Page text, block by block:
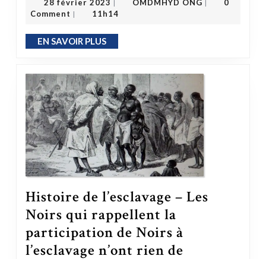
28 février 2023 | OMDMHYD ONG |
0
Comment | 11h14
EN SAVOIR PLUSEN SAVOIR PLUS
Histoire de l’esclavage – Les
Noirs qui rappellent la
participation de Noirs à
l’esclavage n’ont rien de